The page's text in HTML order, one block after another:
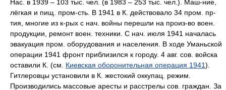
Нас. в 1939 – 103 тыс. чел. (в 1983 – 253 тыс. чел.). Маш-ние,
лёгкая и пищ. пром-сть. В 1941 в К. действовало 34 пром. пр-
тия, многие из к-рых с нач. войны перешли на произ-во воен.
продукции, ремонт воен. техники. С нач. июля 1941 началась
эвакуация пром. оборудования и населения. В ходе Уманьской
операции 1941 фронт приблизился к городу. 4 авг. сов. войска
оставили К. (см. Киевская оборонительная операция 1941).
Гитлеровцы установили в К. жестокий оккупац. режим.
Производились массовые аресты и расстрелы сов. граждан. За